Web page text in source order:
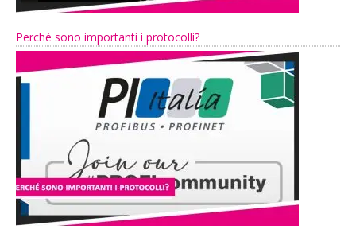
Perché sono importanti i protocolli?